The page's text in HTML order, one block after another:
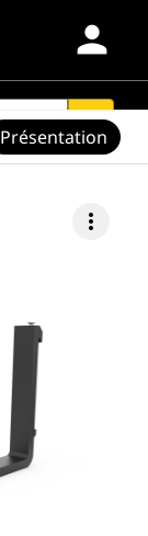
person
search
more_vert
Présentation